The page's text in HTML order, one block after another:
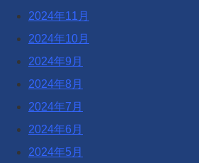
2024年11月
2024年10月
2024年9月
2024年8月
2024年7月
2024年6月
2024年5月